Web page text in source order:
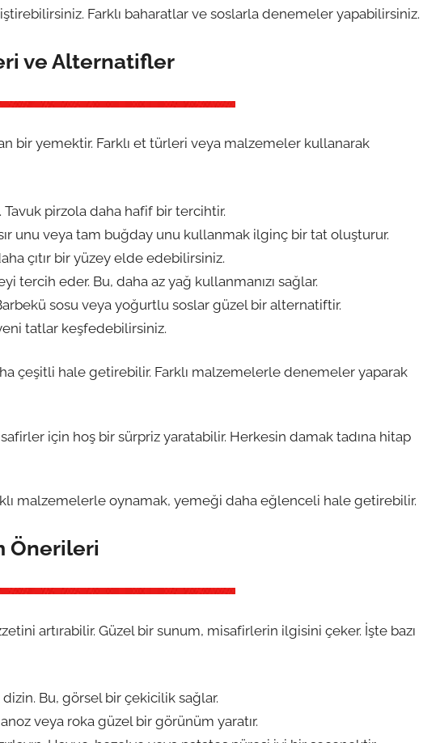
Farklı baharatlar ve soslarla denemeler yapabilirsiniz.
ve Alternatifler
bir yemektir. Farklı et türleri veya malzemeler kullanarak
pirzola daha hafif bir tercihtir.
unu veya tam buğday unu kullanmak ilginç bir tat oluşturur.
çıtır bir yüzey elde edebilirsiniz.
tercih eder. Bu, daha az yağ kullanmanızı sağlar.
sosu veya yoğurtlu soslar güzel bir alternatiftir.
tatlar keşfedebilirsiniz.
çeşitli hale getirebilir. Farklı malzemelerle denemeler yaparak
için hoş bir sürpriz yaratabilir. Herkesin damak tadına hitap
malzemelerle oynamak, yemeği daha eğlenceli hale getirebilir.
Önerileri
artırabilir. Güzel bir sunum, misafirlerin ilgisini çeker. İşte bazı
Bu, görsel bir çekicilik sağlar.
veya roka güzel bir görünüm yaratır.